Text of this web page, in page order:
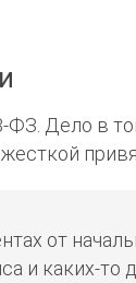
ФЗ. Дело в
от
и каких-то